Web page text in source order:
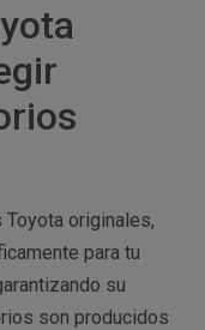
originales,
para tu
su
son producidos